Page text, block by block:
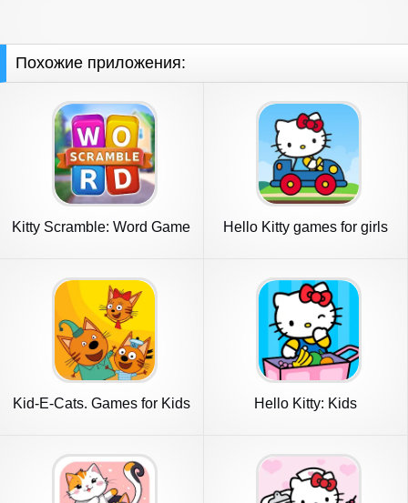
Похожие приложения:
Kitty Scramble: Word Game Hello Kitty games for girls
Kid-E-Cats. Games for Kids
Hello Kitty: Kids